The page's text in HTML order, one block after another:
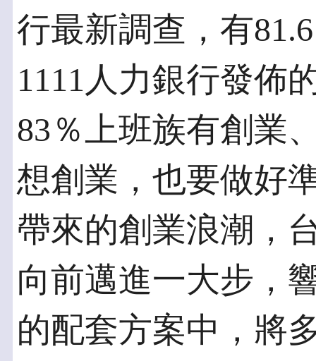
行最新調查，有
1111人力銀行發佈
83％上班族有創業
想創業，也要做好
帶來的創業浪潮，
向前邁進一大步，
的配套方案中，將